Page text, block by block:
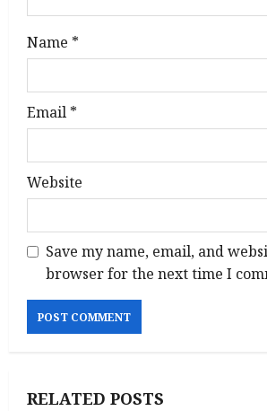
Name *
Email *
Website
Save my name, email, and
browser for the next time I
RELATED POSTS